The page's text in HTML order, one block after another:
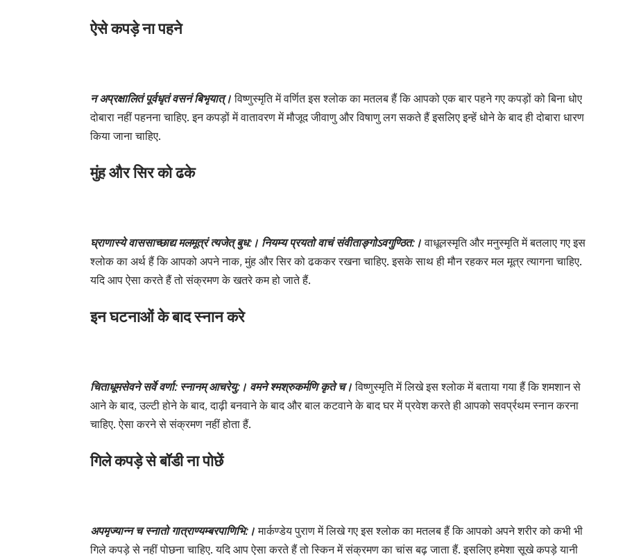
ऐसे कपड़े ना पहने
न अप्रक्षालितं पूर्वधृतं वसनं बिभृयात्।विष्‍णुस्‍मृति में वर्णित इस श्लोक का मतलब हैं कि आपको एक बार पहने गए कपड़ों को बिना धोए
दोबारा नहीं पहनना चाहिए. इन कपड़ों में वातावरण में मौजूद जीवाणु और विषाणु लग सकते हैं इसलिए इन्हें धोने के बाद ही दोबारा धारण
किया जाना चाहिए.
मुंह और सिर को ढके
घ्राणास्ये वाससाच्छाद्य मलमूत्रं त्यजेत् बुध:। नियम्य प्रयतो वाचं संवीताङ्गोऽवगुण्ठित:।वाधूलस्मृति और मनुस्मृति में बतलाए गए इस
श्लोक का अर्थ हैं कि आपको अपने नाक, मुंह और सिर को ढककर रखना चाहिए. इसके साथ ही मौन रहकर मल मूत्र त्यागना चाहिए.
यदि आप ऐसा करते हैं तो संक्रमण के खतरे कम हो जाते हैं.
इन घटनाओं के बाद स्नान करे
चिताधूमसेवने सर्वे वर्णा: स्नानम् आचरेयु:। वमने श्मश्रुकर्मणि कृते च।विष्णुस्मृति में लिखे इस श्लोक में बताया गया हैं कि शमशान से
आने के बाद, उल्टी होने के बाद, दाढ़ी बनवाने के बाद और बाल कटवाने के बाद घर में प्रवेश करते ही आपको सवर्प्रथम स्नान करना
चाहिए. ऐसा करने से संक्रमण नहीं होता हैं.
गिले कपड़े से बॉडी ना पोछें
अपमृज्यान्न च स्नातो गात्राण्यम्बरपाणिभि:।मार्कण्डेय पुराण में लिखे गए इस श्लोक का मतलब हैं कि आपको अपने शरीर को कभी भी
गिले कपड़े से नहीं पोछना चाहिए. यदि आप ऐसा करते हैं तो स्किन में संक्रमण का चांस बढ़ जाता हैं. इसलिए हमेशा सूखे कपड़े यानी